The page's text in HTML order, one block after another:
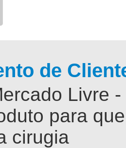
de
Livre
para
cirugia